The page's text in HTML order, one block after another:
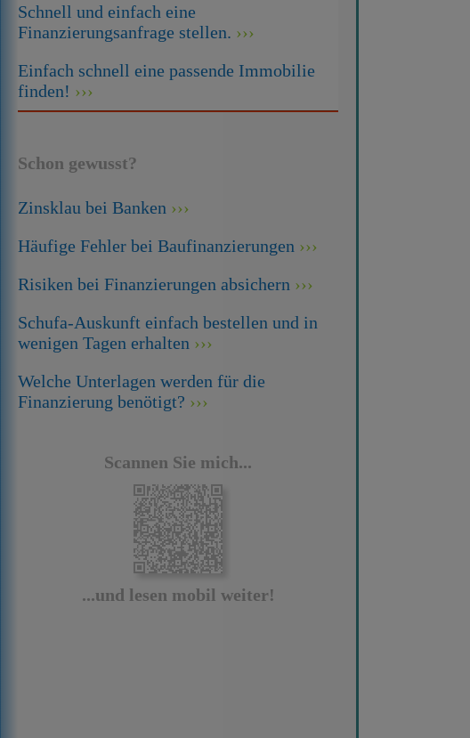
Schnell und einfach eine
Finanzierungsanfrage stellen.
Einfach schnell eine passende Immobilie
finden!
Schon gewusst?
Zinsklau bei Banken
Häufige Fehler bei Baufinanzierungen
Risiken bei Finanzierungen absichern
Schufa-Auskunft einfach bestellen und in
wenigen Tagen erhalten
Welche Unterlagen werden für die
Finanzierung benötigt?
Scannen Sie mich...
...und lesen mobil weiter!